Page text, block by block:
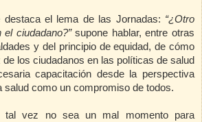
destaca el lema de las Jornadas: “¿Otro
ciudadano?”supone hablar, entre otras
y del principio de equidad, de cómo
los ciudadanos en las políticas de salud
capacitación desde la perspectiva
salud como un compromiso de todos.
tal vez no sea un mal momento para